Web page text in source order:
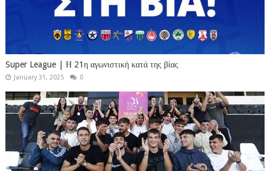
Super League | Η 21η αγωνιστική κατά της βίας
January 31, 2025 0